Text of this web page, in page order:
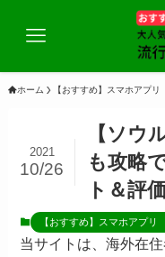
ホーム 【おすすめ】スマホアプ
【ソウ
も攻略
ト＆評
2021
10/26
【おすすめ】スマホアプ
当サイトは、海外在